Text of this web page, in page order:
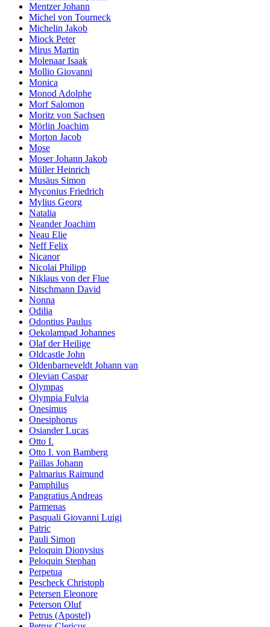
Mentzer Johann
Michel von Tourneck
Michelin Jakob
Miock Peter
Mirus Martin
Molenaar Isaak
Mollio Giovanni
Monica
Monod Adolphe
Morf Salomon
Moritz von Sachsen
Mörlin Joachim
Morton Jacob
Mose
Moser Johann Jakob
Müller Heinrich
Musäus Simon
Myconius Friedrich
Mylius Georg
Natalia
Neander Joachim
Neau Elie
Neff Felix
Nicanor
Nicolai Philipp
Niklaus von der Flue
Nitschmann David
Nonna
Odilia
Odontius Paulus
Oekolampad Johannes
Olaf der Heilige
Oldcastle John
Oldenbarneveldt Johann van
Olevian Caspar
Olympas
Olympia Fulvia
Onesimus
Onesiphorus
Osiander Lucas
Otto I.
Otto I. von Bamberg
Paillas Johann
Palmarius Raimund
Pamphilus
Pangratius Andreas
Parmenas
Pasquali Giovanni Luigi
Patric
Pauli Simon
Peloquin Dionysius
Peloquin Stephan
Perpetua
Pescheck Christoph
Petersen Eleonore
Peterson Oluf
Petrus (Apostel)